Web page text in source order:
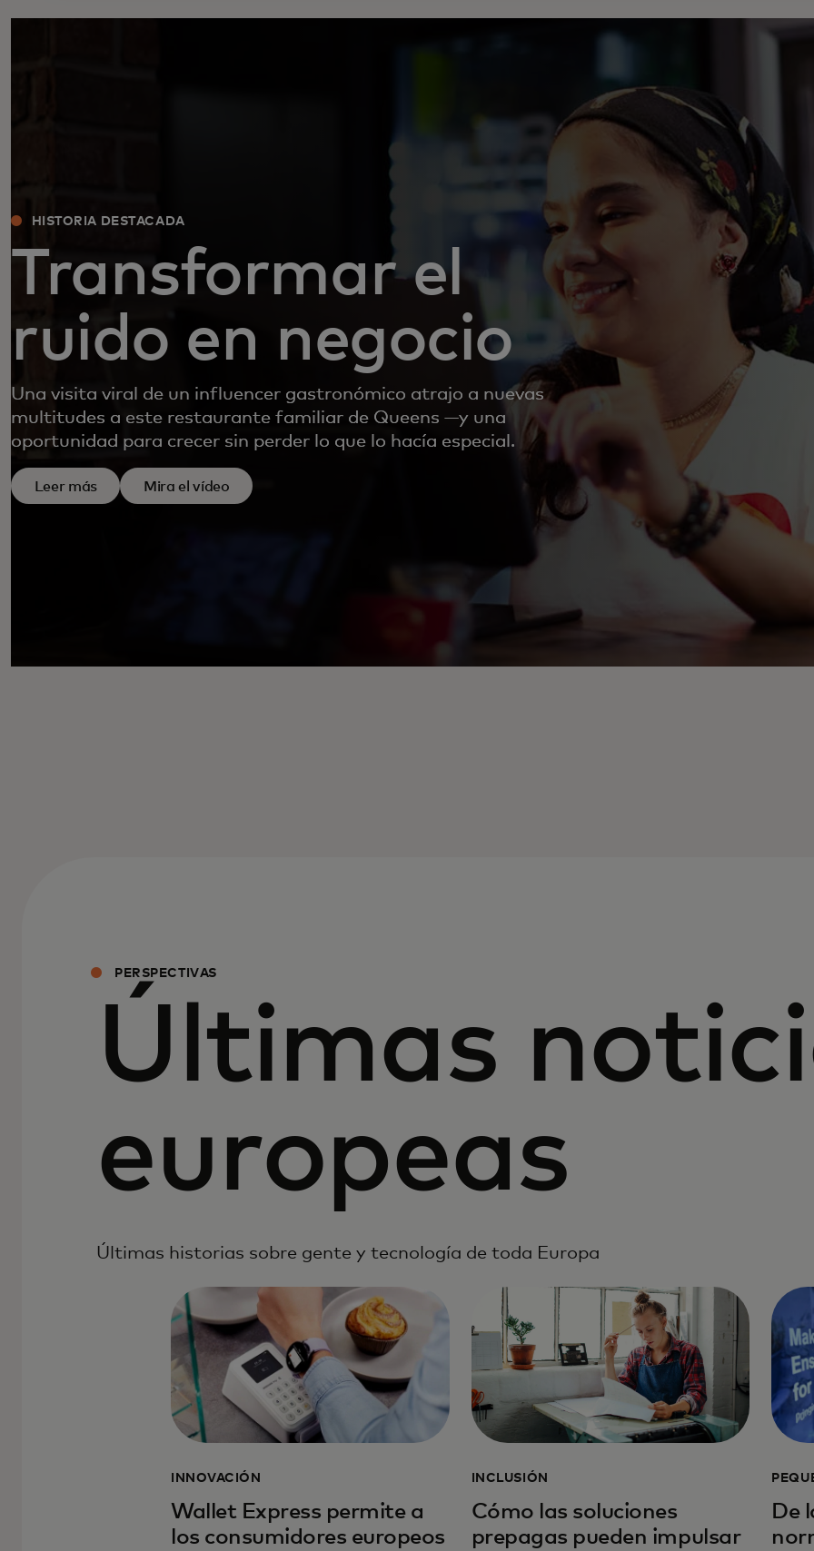
HISTORIA DESTACADA
Transformar el
ruido en negocio
Una visita viral de un influencer gastronómico atrajo a nuevas
multitudes a este restaurante familiar de Queens —y una
oportunidad para crecer sin perder lo que lo hacía especial.
Leer más Mira el vídeo
PERSPECTIVAS
Últimas
europeas
Últimas historias sobre gente y tecnología de toda Europa
INNOVACIÓN
Wallet Express permite a
los consumidores europeos
INCLUSIÓN
Cómo las soluciones
prepagas pueden impulsar
De